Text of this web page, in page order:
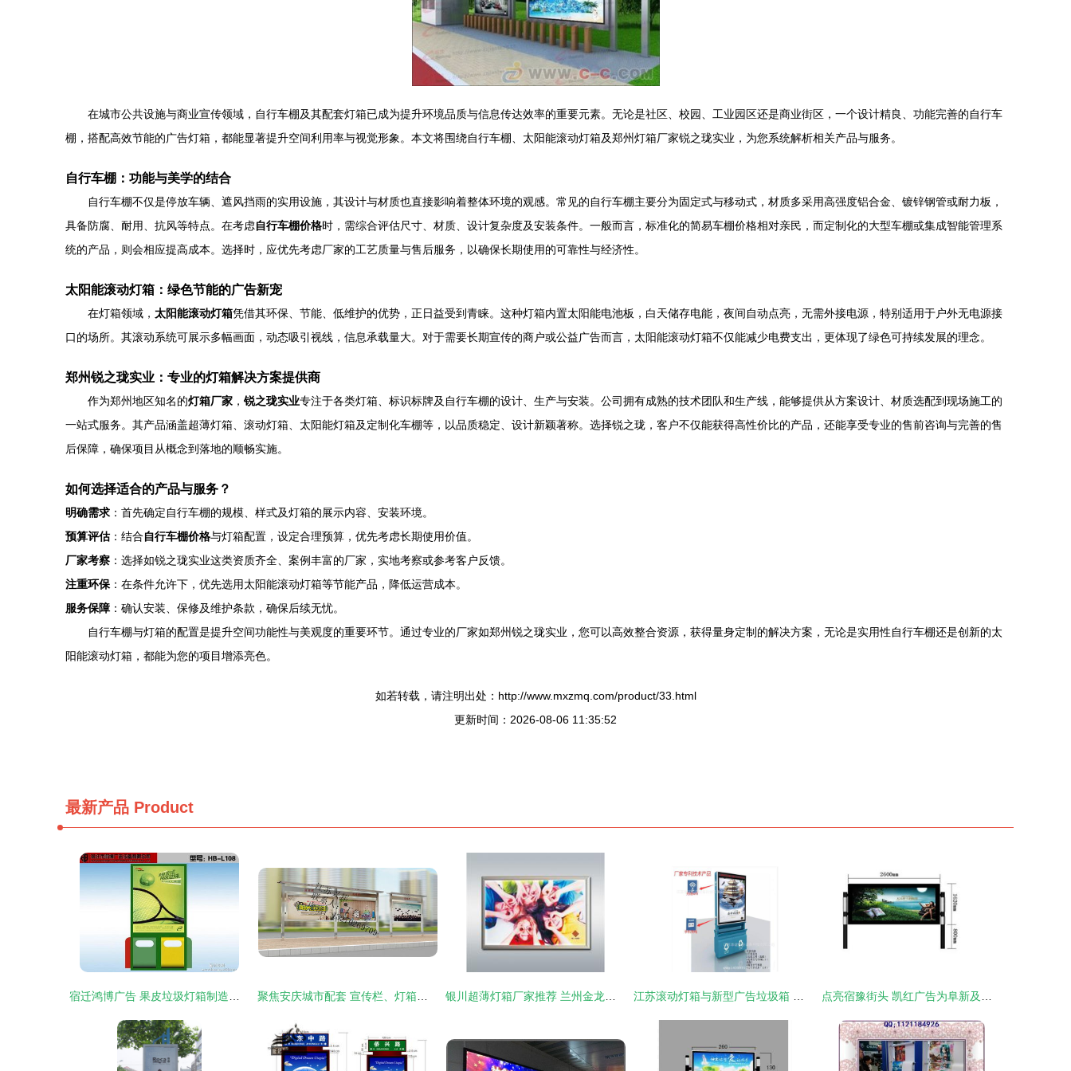
在城市公共设施与商业宣传领域，自行车棚及其配套灯箱已成为提升环境品质与信息传达效率的重要元素。无论是社区、校园、工业园区还是商业街区，一个设计精良、功能完善的自行车
棚，搭配高效节能的广告灯箱，都能显著提升空间利用率与视觉形象。本文将围绕自行车棚、太阳能滚动灯箱及郑州灯箱厂家锐之珑实业，为您系统解析相关产品与服务。
自行车棚：功能与美学的结合
自行车棚不仅是停放车辆、遮风挡雨的实用设施，其设计与材质也直接影响着整体环境的观感。常见的自行车棚主要分为固定式与移动式，材质多采用高强度铝合金、镀锌钢管或耐力板，
具备防腐、耐用、抗风等特点。在考虑自行车棚价格时，需综合评估尺寸、材质、设计复杂度及安装条件。一般而言，标准化的简易车棚价格相对亲民，而定制化的大型车棚或集成智能管理系
统的产品，则会相应提高成本。选择时，应优先考虑厂家的工艺质量与售后服务，以确保长期使用的可靠性与经济性。
太阳能滚动灯箱：绿色节能的广告新宠
在灯箱领域， 太阳能滚动灯箱凭借其环保、节能、低维护的优势，正日益受到青睐。这种灯箱内置太阳能电池板，白天储存电能，夜间自动点亮，无需外接电源，特别适用于户外无电源接
口的场所。其滚动系统可展示多幅画面，动态吸引视线，信息承载量大。对于需要长期宣传的商户或公益广告而言，太阳能滚动灯箱不仅能减少电费支出，更体现了绿色可持续发展的理念。
郑州锐之珑实业：专业的灯箱解决方案提供商
作为郑州地区知名的灯箱厂家 ， 锐之珑实业专注于各类灯箱、标识标牌及自行车棚的设计、生产与安装。公司拥有成熟的技术团队和生产线，能够提供从方案设计、材质选配到现场施工的
一站式服务。其产品涵盖超薄灯箱、滚动灯箱、太阳能灯箱及定制化车棚等，以品质稳定、设计新颖著称。选择锐之珑，客户不仅能获得高性价比的产品，还能享受专业的售前咨询与完善的售
后保障，确保项目从概念到落地的顺畅实施。
如何选择适合的产品与服务？
明确需求 ：首先确定自行车棚的规模、样式及灯箱的展示内容、安装环境。
预算评估：结合自行车棚价格与灯箱配置，设定合理预算，优先考虑长期使用价值。
厂家考察 ：选择如锐之珑实业这类资质齐全、案例丰富的厂家，实地考察或参考客户反馈。
注重环保 ：在条件允许下，优先选用太阳能滚动灯箱等节能产品，降低运营成本。
服务保障 ：确认安装、保修及维护条款，确保后续无忧。
自行车棚与灯箱的配置是提升空间功能性与美观度的重要环节。通过专业的厂家如郑州锐之珑实业，您可以高效整合资源，获得量身定制的解决方案，无论是实用性自行车棚还是创新的太
阳能滚动灯箱，都能为您的项目增添亮色。
如若转载，请注明出处：http://www.mxzmq.com/product/33.html
更新时间：2026-08-06 11:35:52
最新产品 Product